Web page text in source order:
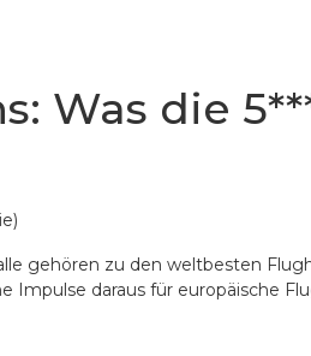
Was die
gehören zu den weltbesten
Impulse daraus für europäische